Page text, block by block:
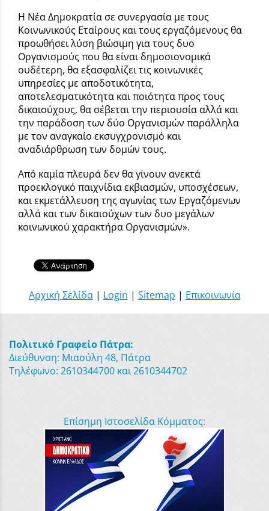
Η Νέα Δημοκρατία σε συνεργασία με τους
Κοινωνικούς Εταίρους και τους εργαζόμενους θα
προωθήσει λύση βιώσιμη για τους δυο
Οργανισμούς που θα είναι δημοσιονομικά
ουδέτερη, θα εξασφαλίζει τις κοινωνικές
υπηρεσίες με αποδοτικότητα,
αποτελεσματικότητα και ποιότητα προς τους
δικαιούχους, θα σέβεται την περιουσία αλλά και
την παράδοση των δύο Οργανισμών παράλληλα
με τον αναγκαίο εκσυγχρονισμό και
αναδιάρθρωση των δομών τους.
Από καμία πλευρά δεν θα γίνουν ανεκτά
προεκλογικό παιχνίδια εκβιασμών, υποσχέσεων,
και εκμετάλλευση της αγωνίας των Εργαζόμενων
αλλά και των δικαιούχων των δυο μεγάλων
κοινωνικού χαρακτήρα Οργανισμών».
Αρχική Σελίδα| Login | Sitemap | Επικοινωνία
Πολιτικό Γραφείο Πάτρα:
Διεύθυνση: Μιαούλη 48, Πάτρα
Τηλέφωνο: 2610344700 και 2610344702
Επίσημη Ιστοσελίδα Κόμματος: